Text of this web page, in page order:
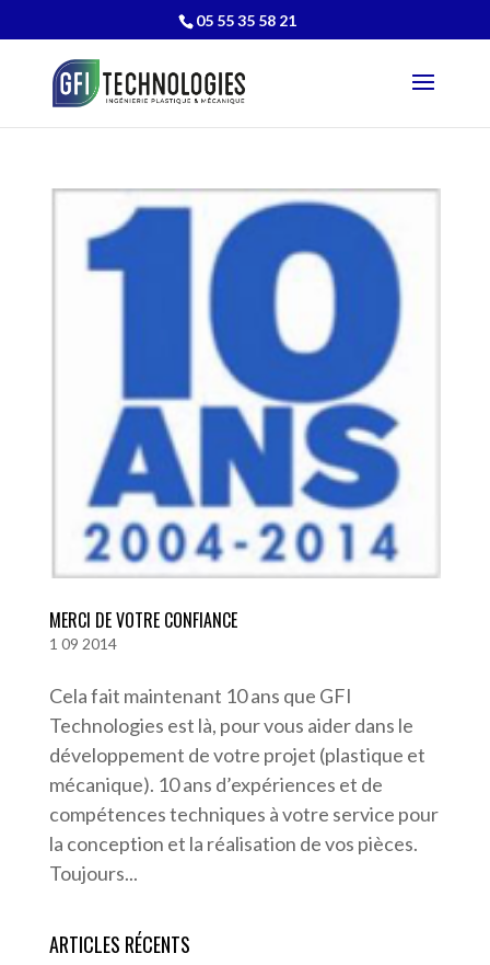
05 55 35 58 21
MERCI DE VOTRE CONFIANCE
1 09 2014
Cela fait maintenant 10 ans que GFI
Technologies est là, pour vous aider dans le
développement de votre projet (plastique et
mécanique). 10 ans d’expériences et de
compétences techniques à votre service pour
la conception et la réalisation de vos pièces.
Toujours...
ARTICLES RÉCENTS